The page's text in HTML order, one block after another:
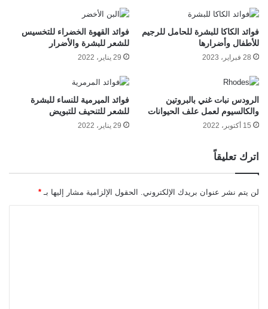
فوائد الكاكا للبشرة للحامل للرجيم
للأطفال وأضرارها
28 فبراير، 2023
فوائد القهوة الخضراء للتخسيس
للشعر للبشرة والأضرار
29 يناير، 2022
الرودس نبات غني بالبروتين
والكالسيوم لعمل علف الحيوانات
15 أكتوبر، 2022
فوائد الميرمية للنساء للبشرة
للشعر للتنحيف للتبويض
29 يناير، 2022
اترك تعليقاً
لن يتم نشر عنوان بريدك الإلكتروني. الحقول الإلزامية مشار إليها بـ *